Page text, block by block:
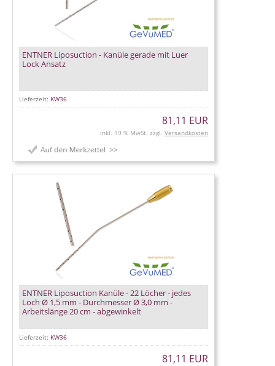
ENTNER Liposuction - Kanüle gerade mit Luer
Lock Ansatz
Lieferzeit: KW36
81,11 EUR
inkl. 19 % MwSt. zzgl. Versandkosten
ENTNER Liposuction Kanüle - 22 Löcher - jedes
Loch Ø 1,5 mm - Durchmesser Ø 3,0 mm -
Arbeitslänge 20 cm - abgewinkelt
Lieferzeit: KW36
81,11 EUR